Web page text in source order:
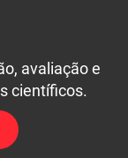
avaliação e
científicos.